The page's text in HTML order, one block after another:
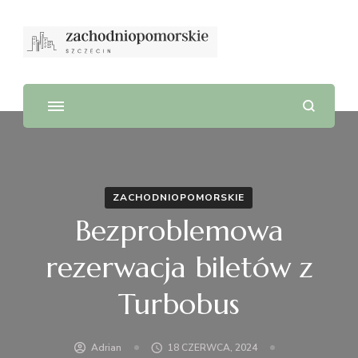
ZACHODNIOPOMORSKIE
Bezproblemowa
rezerwacja biletów z
Turbobus
Adrian
18 CZERWCA, 2024